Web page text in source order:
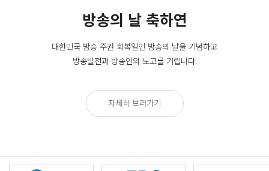
방송의 날 축하연
대한민국 방송 주권 회복일인 방송의 날을 기념하고
방송발전과 방송인의 노고를 기립니다.
자세히 보러가기